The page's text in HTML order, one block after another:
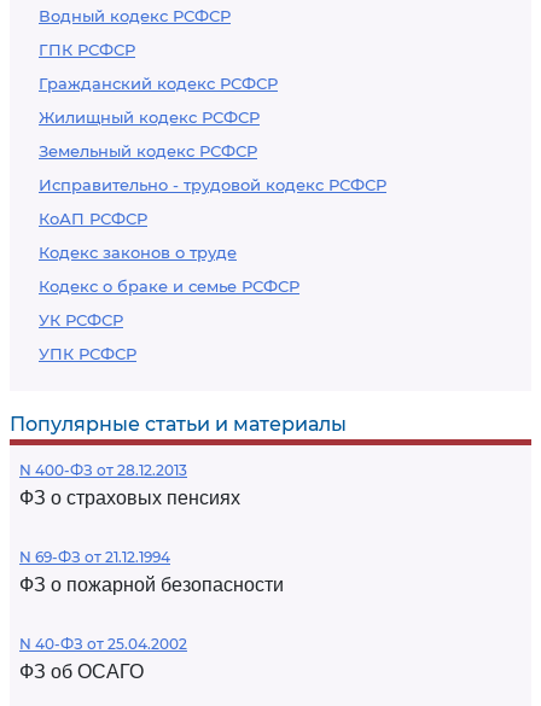
Водный кодекс РСФСР
ГПК РСФСР
Гражданский кодекс РСФСР
Жилищный кодекс РСФСР
Земельный кодекс РСФСР
Исправительно - трудовой кодекс РСФСР
КоАП РСФСР
Кодекс законов о труде
Кодекс о браке и семье РСФСР
УК РСФСР
УПК РСФСР
Популярные статьи и материалы
N 400-ФЗ от 28.12.2013
ФЗ о страховых пенсиях
N 69-ФЗ от 21.12.1994
ФЗ о пожарной безопасности
N 40-ФЗ от 25.04.2002
ФЗ об ОСАГО